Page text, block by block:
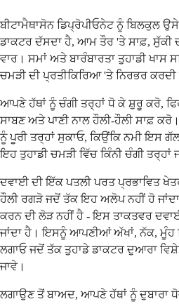
ਬੀਟਾਮੈਥਾਸੋਨ ਡਿਪ੍ਰੋਪੀਓਨੇਟ ਨੂੰ ਬਿਲਕੁਲ
ਡਾਕਟਰ ਦੱਸਦਾ ਹੈ, ਆਮ ਤੌਰ 'ਤੇ ਸਾਫ਼, ਸੁੱਕੀ
ਵਾਰ। ਸਮਾਂ ਅਤੇ ਬਾਰੰਬਾਰਤਾ ਤੁਹਾਡੀ ਖਾਸ
ਚਮੜੀ ਦੀ ਪ੍ਰਤੀਕਿਰਿਆ 'ਤੇ ਨਿਰਭਰ ਕਰਦੀ
ਆਪਣੇ ਹੱਥਾਂ ਨੂੰ ਚੰਗੀ ਤਰ੍ਹਾਂ ਧੋ ਕੇ ਸ਼ੁਰੂ ਕਰੋ,
ਸਾਬਣ ਅਤੇ ਪਾਣੀ ਨਾਲ ਹੌਲੀ-ਹੌਲੀ ਸਾਫ਼
ਨੂੰ ਪੂਰੀ ਤਰ੍ਹਾਂ ਸੁਕਾਓ, ਕਿਉਂਕਿ ਨਮੀ ਇਸ
ਇਹ ਤੁਹਾਡੀ ਚਮੜੀ ਵਿੱਚ ਕਿੰਨੀ ਚੰਗੀ ਤਰ੍ਹਾਂ
ਦਵਾਈ ਦੀ ਇੱਕ ਪਤਲੀ ਪਰਤ ਪ੍ਰਭਾਵਿਤ
ਹੌਲੀ ਰਗੜੋ ਜਦੋਂ ਤੱਕ ਇਹ ਅਲੋਪ ਨਹੀਂ ਹੋ
ਕਰਨ ਦੀ ਲੋੜ ਨਹੀਂ ਹੈ - ਇਸ ਤਾਕਤਵਰ
ਜਾਂਦਾ ਹੈ। ਇਸਨੂੰ ਆਪਣੀਆਂ ਅੱਖਾਂ, ਨੱਕ, ਮੂੰਹ
ਲਗਾਓ ਜਦੋਂ ਤੱਕ ਤੁਹਾਡੇ ਡਾਕਟਰ ਦੁਆਰਾ
ਜਾਵੇ।
ਲਗਾਉਣ ਤੋਂ ਬਾਅਦ, ਆਪਣੇ ਹੱਥਾਂ ਨੂੰ ਦੁਬਾਰਾ